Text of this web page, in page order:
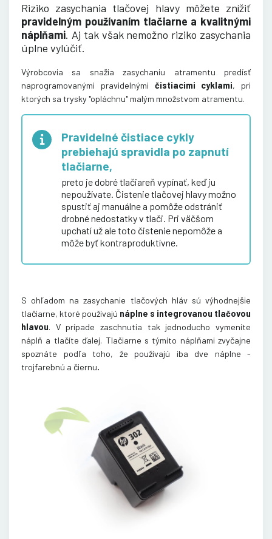
Riziko zasychania tlačovej hlavy môžete znížiť
pravidelným používaním tlačiarne a kvalitnými
náplňami. Aj tak však nemožno riziko zasychania
úplne vylúčiť.
Výrobcovia sa snažia zasychaniu atramentu predísť
naprogramovanými pravidelnými čistiacimi cyklami, pri
ktorých sa trysky "opláchnu" malým množstvom atramentu.
Pravidelné čistiace cykly
prebiehajú spravidla po zapnutí
tlačiarne,
preto je dobré tlačiareň vypínať, keď ju
nepoužívate. Čistenie tlačovej hlavy možno
spustiť aj manuálne a pomôže odstrániť
drobné nedostatky v tlači. Pri väčšom
upchatí už ale toto čistenie nepomôže a
môže byť kontraproduktívne.
S ohľadom na zasychanie tlačových hláv sú výhodnejšie
tlačiarne, ktoré používajú náplne s integrovanou tlačovou
hlavou. V prípade zaschnutia tak jednoducho vymeníte
náplň a tlačíte ďalej. Tlačiarne s týmito náplňami zvyčajne
spoznáte podľa toho, že používajú iba dve náplne -
trojfarebnú a čiernu.